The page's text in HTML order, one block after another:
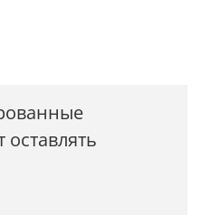
оставлять